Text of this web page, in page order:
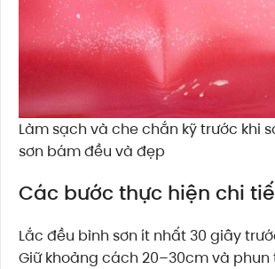
Làm sạch và che chắn kỹ trước khi
sơn bám đều và đẹp
Các bước thực hiện chi
Lắc đều bình sơn ít nhất 30 giây
Giữ khoảng cách 20–30cm và phun